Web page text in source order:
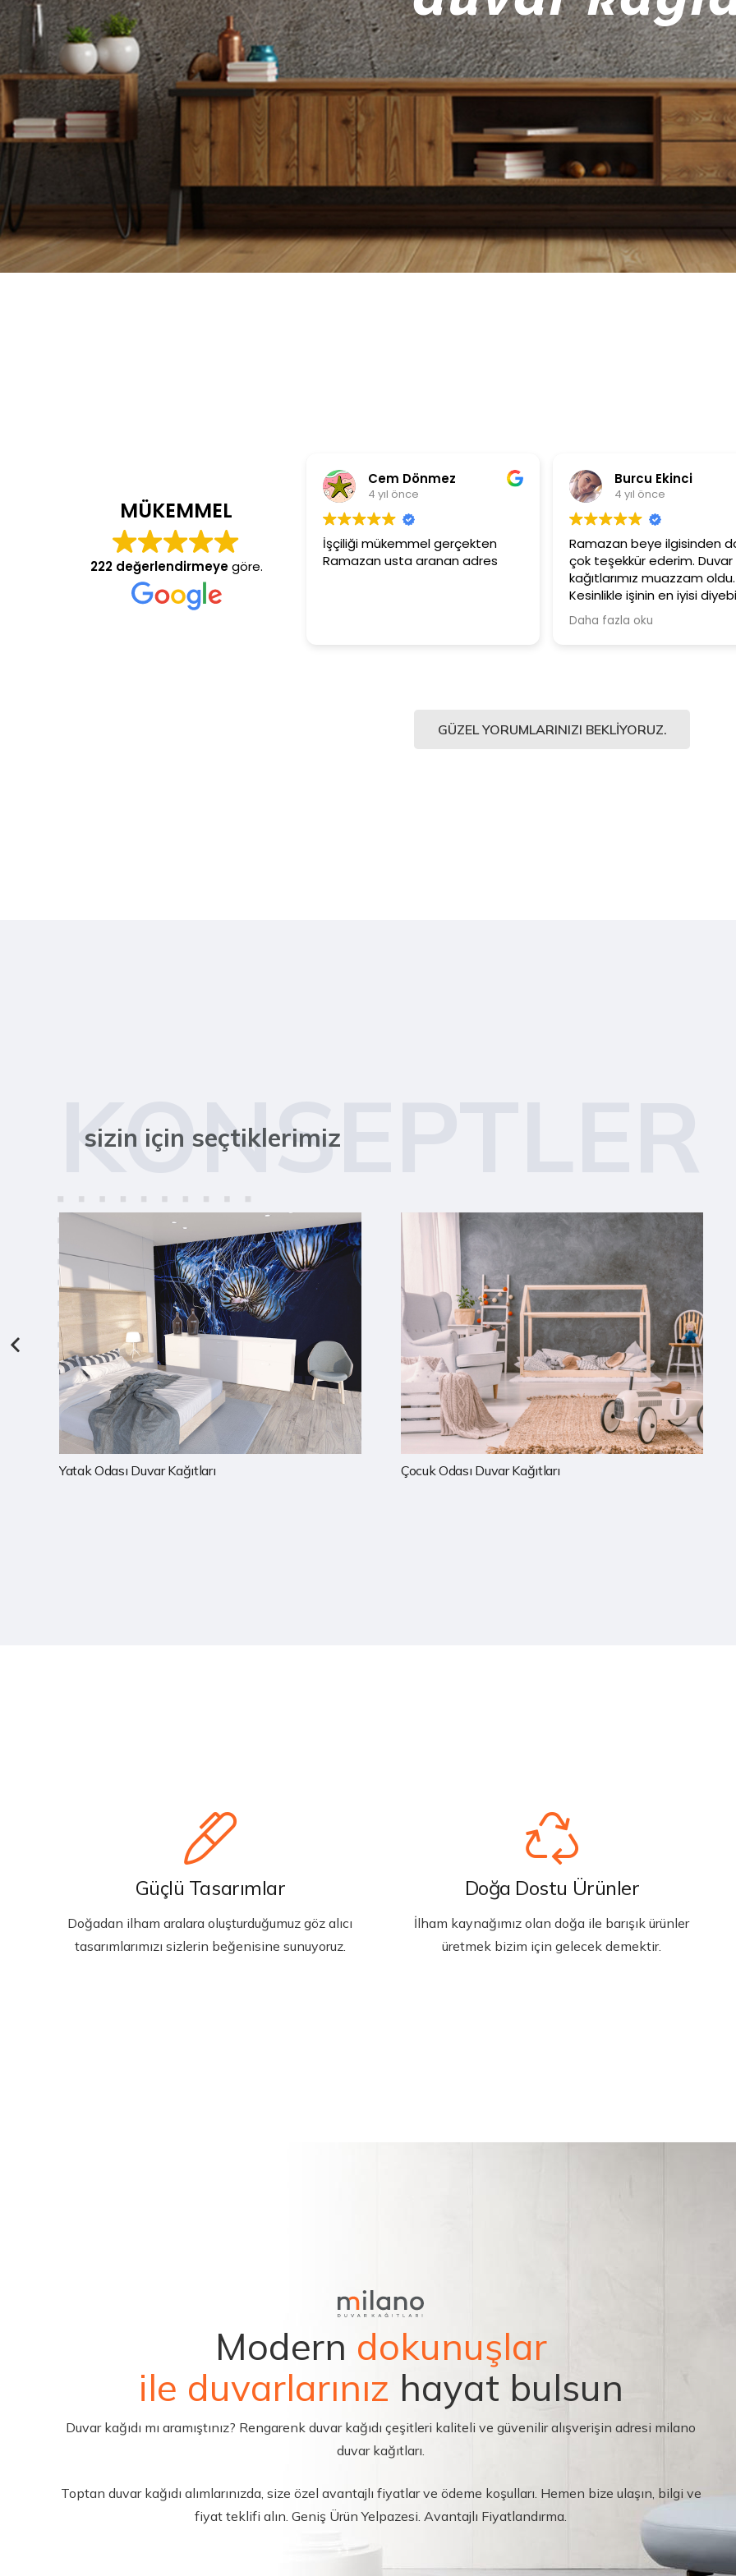
MÜKEMMEL
222 değerlendirmeyegöre.
Cem Dönmez
İşçiliği mükemmel gerçekten
Ramazan usta aranan adres
Burcu Ekinci
Ramazan beye ilgisinden dolayı
çok teşekkür ederim. Duvar
kağıtlarımız muazzam oldu.
Kesinlikle işinin en iyisi diyebilirim.
Şiddetle tavsiye ediyorum.
Ürünler
Güler
GÜZEL YORUMLARINIZI BEKLIYORUZ.
KONSEPTLER
sizin için seçtiklerimiz
Çocuk Odası Duvar Kağıtları Mutfak Duvar Kağıtları
Güçlü Tasarımlar
Doğadan ilham aralara oluşturduğumuz göz alıcı
tasarımlarımızı sizlerin beğenisine sunuyoruz.
Doğa Dostu Ürünler
İlham kaynağımız olan doğa ile barışık ürünler
üretmek bizim için gelecek demektir.
Modern dokunuşlar
ile duvarlarınız hayat bulsun
Duvar kağıdı mı aramıştınız? Rengarenk duvar kağıdı çeşitleri kaliteli ve güvenilir alışverişin adresi milano
duvar kağıtları.
Toptan duvar kağıdı alımlarınızda, size özel avantajlı fiyatlar ve ödeme koşulları. Hemen bize ulaşın, bilgi ve
fiyat teklifi alın. Geniş Ürün Yelpazesi. Avantajlı Fiyatlandırma.